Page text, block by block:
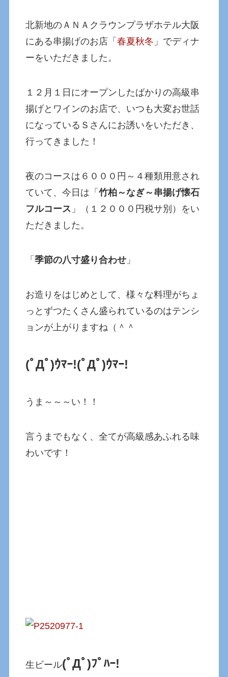
北新地のＡＮＡクラウンプラザホテル大阪
にある串揚げのお店「春夏秋冬 」でディナ
ーをいただきました。
１２月１日にオープンしたばかりの高級串
揚げとワインのお店で、いつも大変お世話
になっているＳさんにお誘いをいただき、
行ってきました！
夜のコースは６０００円～４種類用意され
ていて、今日は「竹柏～なぎ～串揚げ懐石
フルコース 」（１２０００円税サ別）をい
ただきました。
「季節の八寸盛り合わせ 」
お造りをはじめとして、様々な料理がちょ
っとずつたくさん盛られているのはテンシ
ョンが上がりますね（＾＾
(ﾟДﾟ)ｳﾏｰ!(ﾟДﾟ)ｳﾏｰ!
うま～～～い！！
言うまでもなく、全てが高級感あふれる味
わいです！
生ビール(ﾟДﾟ)ﾌﾟﾊｰ!